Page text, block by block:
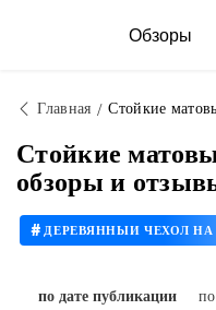
Обзоры
Главная Стойкие
Стойкие
обзоры и
#
по дате публикации